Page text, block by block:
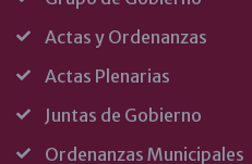
Actas y Ordenanzas
Actas Plenarias
Juntas de Gobierno
Ordenanzas Municipales